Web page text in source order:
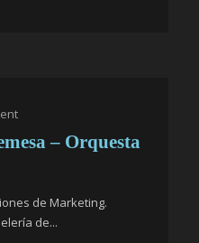
– Orquesta
de Marketing.
de...